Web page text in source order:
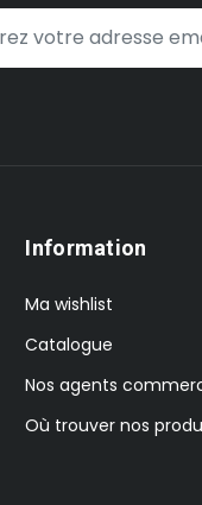
Information
Ma wishlist
Catalogue
Nos agents
Où trouver nos